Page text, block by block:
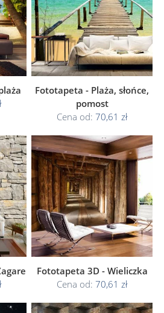
Fototapeta - Plaża, słońce,
pomost
Cena od: 70,61 zł
Fototapeta 3D - Wieliczka
Cena od: 70,61 zł